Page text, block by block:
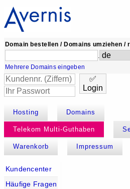
Domain bestellen / Domains umziehen /
.
Mehrere Domains eingeben
✅
Login
Hosting Domains
Telekom Multi-Guthaben
Warenkorb Impressum
Kundencenter
Häufige Fragen